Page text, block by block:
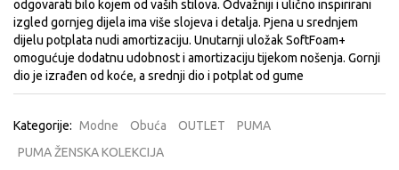
odgovarati bilo kojem od vaših stilova. Odvažniji i ulično inspirirani
izgled gornjeg dijela ima više slojeva i detalja. Pjena u srednjem
dijelu potplata nudi amortizaciju. Unutarnji uložak SoftFoam+
omogućuje dodatnu udobnost i amortizaciju tijekom nošenja. Gornji
dio je izrađen od koće, a srednji dio i potplat od gume
Kategorije: Modne Obuća OUTLET
PUMA
PUMA ŽENSKA KOLEKCIJA